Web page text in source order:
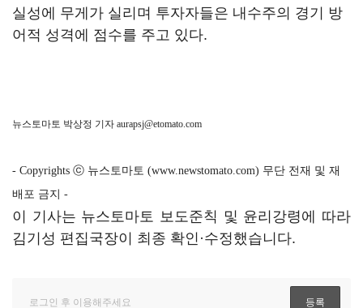
실성에 무게가 실리며 투자자들은 내수주의 경기 방
어적 성격에 점수를 주고 있다.
뉴스토마토 박상정 기자 aurapsj@etomato.com
- Copyrights ⓒ 뉴스토마토 (www.newstomato.com) 무단 전재 및 재
배포 금지 -
이 기사는 뉴스토마토 보도준칙 및 윤리강령에 따라
김기성 편집국장이 최종 확인·수정했습니다.